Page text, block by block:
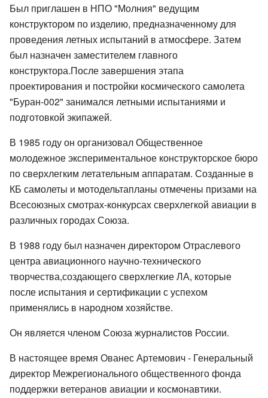
Был приглашен в НПО "Молния" ведущим
конструктором по изделию, предназначенному для
проведения летных испытаний в атмосфере. Затем
был назначен заместителем главного
конструктора.После завершения этапа
проектирования и постройки космического самолета
"Буран-002" занимался летными испытаниями и
подготовкой экипажей.
В 1985 году он организовал Общественное
молодежное экспериментальное конструкторское бюро
по сверхлегким летательным аппаратам. Созданные в
КБ самолеты и мотодельтапланы отмечены призами на
Всесоюзных смотрах-конкурсах сверхлегкой авиации в
различных городах Союза.
В 1988 году был назначен директором Отраслевого
центра авиационного научно-технического
творчества,создающего сверхлегкие ЛА, которые
после испытания и сертификации с успехом
применялись в народном хозяйстве.
Он является членом Союза журналистов России.
В настоящее время Ованес Артемович - Генеральный
директор Межрегионального общественного фонда
поддержки ветеранов авиации и космонавтики.